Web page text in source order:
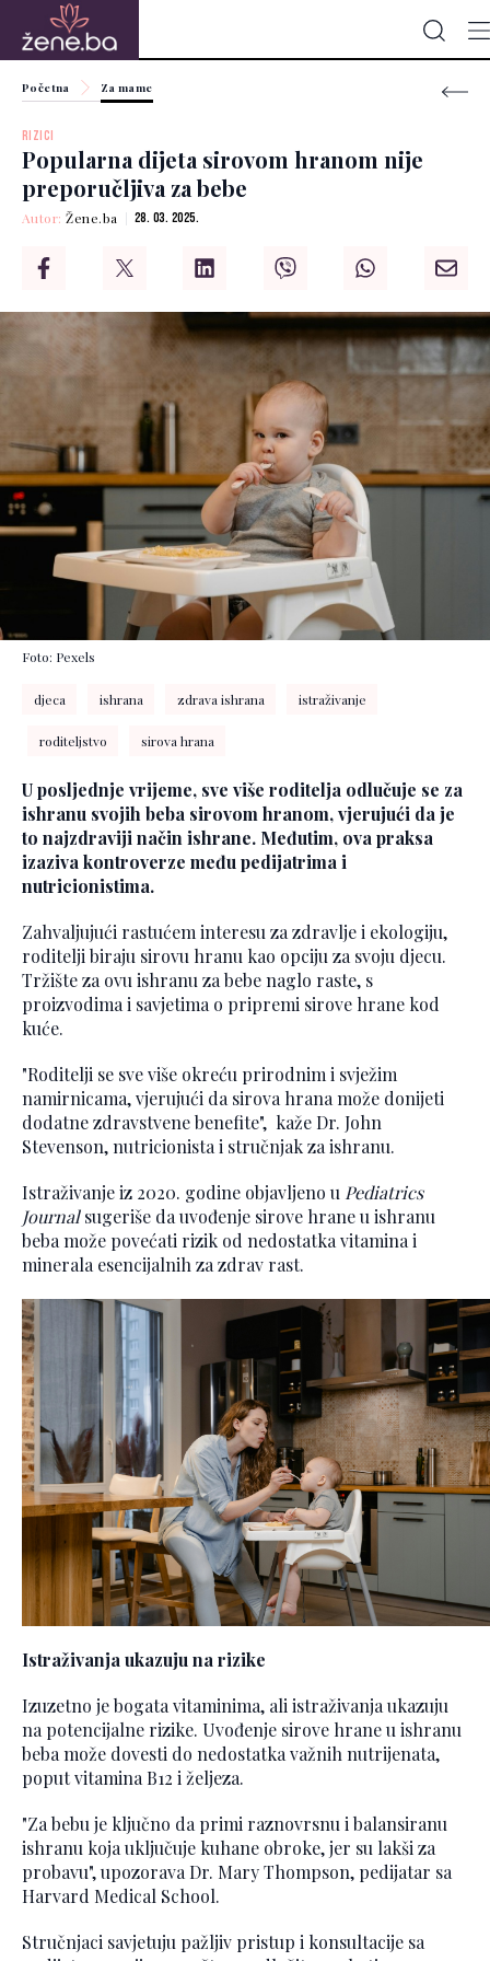
Početna Za mame
RIZICI
Popularna dijeta sirovom hranom nije
preporučljiva za bebe
Autor:Žene.ba 28. 03. 2025.
Foto: Pexels
djeca ishrana zdrava ishrana istraživanje
roditeljstvo sirova hrana
U posljednje vrijeme, sve više roditelja odlučuje se za
ishranu svojih beba sirovom hranom, vjerujući da je
to najzdraviji način ishrane. Međutim, ova praksa
izaziva kontroverze među pedijatrima i
nutricionistima.
Zahvaljujući rastućem interesu za zdravlje i ekologiju,
roditelji biraju sirovu hranu kao opciju za svoju djecu.
Tržište za ovu ishranu za bebe naglo raste, s
proizvodima i savjetima o pripremi sirove hrane kod
kuće.
"Roditelji se sve više okreću prirodnim i svježim
namirnicama, vjerujući da sirova hrana može donijeti
dodatne zdravstvene benefite", kaže Dr. John
Stevenson, nutricionista i stručnjak za ishranu.
Istraživanje iz 2020. godine objavljeno u Pediatrics
Journalsugeriše da uvođenje sirove hrane u ishranu
beba može povećati rizik od nedostatka vitamina i
minerala esencijalnih za zdrav rast.
Istraživanja ukazuju na rizike
Izuzetno je bogata vitaminima, ali istraživanja ukazuju
na potencijalne rizike. Uvođenje sirove hrane u ishranu
beba može dovesti do nedostatka važnih nutrijenata,
poput vitamina B12 i željeza.
"Za bebu je ključno da primi raznovrsnu i balansiranu
ishranu koja uključuje kuhane obroke, jer su lakši za
probavu", upozorava Dr. Mary Thompson, pedijatar sa
Harvard Medical School.
Stručnjaci savjetuju pažljiv pristup i konsultacije sa